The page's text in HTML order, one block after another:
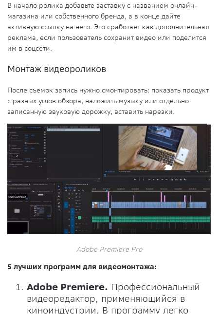
В начало ролика добавьте заставку с названием онлайн-
магазина или собственного бренда, а в конце дайте
активную ссылку на него. Это сработает как дополнительная
реклама, если пользователь сохранит видео или поделится
им в соцсети.
Монтаж видеороликов
После съемок запись нужно смонтировать: показать продукт
с разных углов обзора, наложить музыку или отдельно
записанную звуковую дорожку, вставить нарезки.
Adobe Premiere Pro
5 лучших программ для видеомонтажа:
Adobe Premiere. Профессиональный
видеоредактор, применяющийся в
киноиндустрии. В программу легко